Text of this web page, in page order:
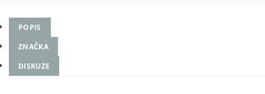
POPIS
ZNAČKA
DISKUZE